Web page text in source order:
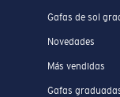
Gafas de sol
Novedades
Más vendidas
Gafas